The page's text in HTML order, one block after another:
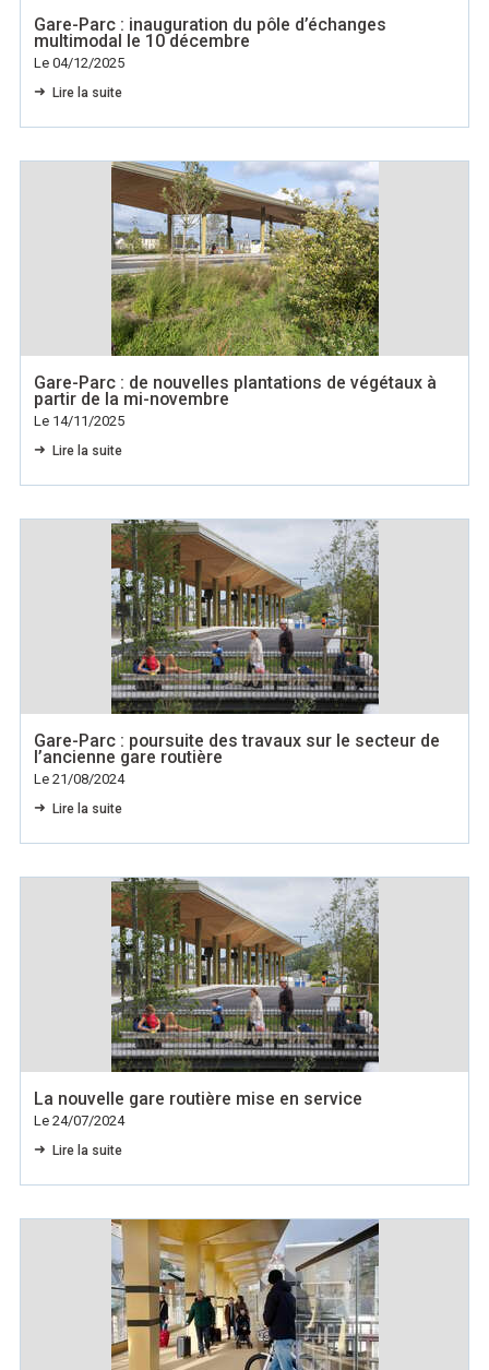
Gare-Parc : inauguration du pôle d’échanges
multimodal le 10 décembre
Le 04/12/2025
Lire la suite
Gare-Parc : de nouvelles plantations de végétaux à
partir de la mi-novembre
Le 14/11/2025
Lire la suite
Gare-Parc : poursuite des travaux sur le secteur de
l’ancienne gare routière
Le 21/08/2024
Lire la suite
La nouvelle gare routière mise en service
Le 24/07/2024
Lire la suite